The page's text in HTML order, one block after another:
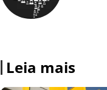
Leia mais